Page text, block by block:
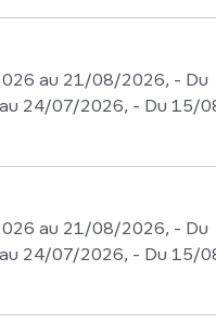
au 21/08/2026, - Du
24/07/2026, - Du 15/
au 21/08/2026, - Du
24/07/2026, - Du 15/